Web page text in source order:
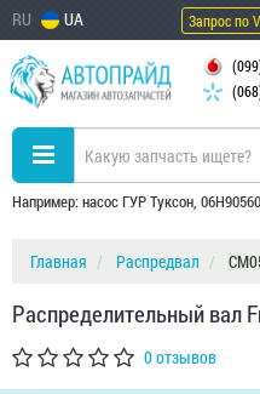
RU UA Запрос по
Например: насос ГУР Туксон,
Главная Распредвал
Распределительный вал
0 отзывов